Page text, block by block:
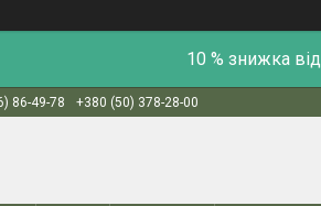
10 % знижка
86-49-78 +380 (50) 378-28-00